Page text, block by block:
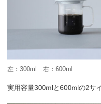
左：300ml 右：600ml
実用容量300mlと600mlの2サ